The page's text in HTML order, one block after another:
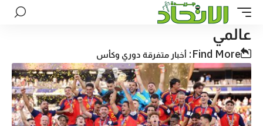
عالمي
Find More: أخبار متفرقة دوري وكأس